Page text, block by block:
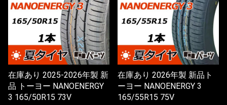
在庫あり 2025-2026年製 新
品 トーヨー NANOENERGY
3 165/50R15 73V
在庫あり 2026年製 新品ト
ーヨー NANOENERGY 3
165/55R15 75V